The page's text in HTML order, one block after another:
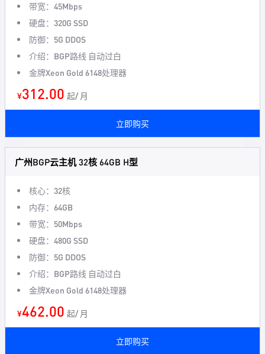
带宽：45Mbps
硬盘：320G SSD
防御：5G DDOS
介绍：BGP路线 自动过白
金牌Xeon Gold 6148处理器
¥312.00 起/ 月
立即购买
广州BGP云主机 32核 64GB H型
核心：32核
内存：64GB
带宽：50Mbps
硬盘：480G SSD
防御：5G DDOS
介绍：BGP路线 自动过白
金牌Xeon Gold 6148处理器
¥462.00 起/ 月
立即购买